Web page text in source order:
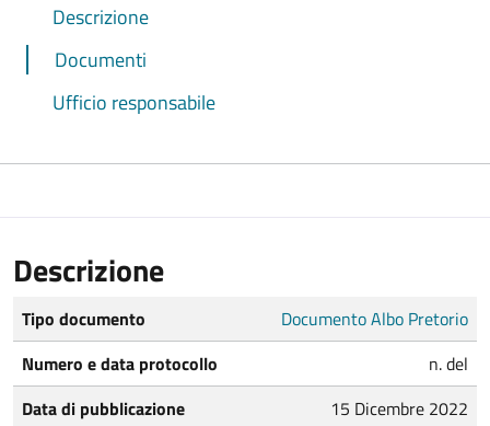
Descrizione
Documenti
Ufficio responsabile
Descrizione
Tipo documento
Documento Albo Pretorio
Numero e data protocollo
n. del
Data di pubblicazione
15 Dicembre 2022